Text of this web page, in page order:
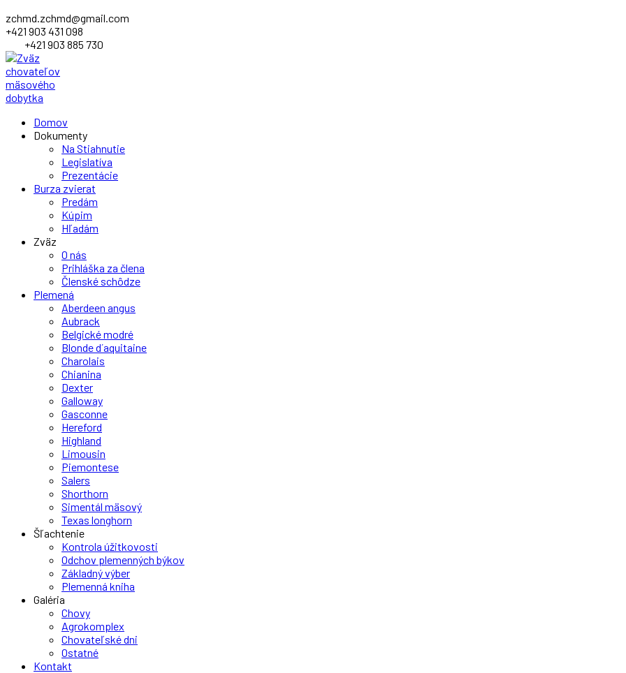
zchmd.zchmd@gmail.com
+421 903 431 098
+421 903 885 730
ProfileDomov
Dokumenty
Na Stiahnutie
Legislatíva
Prezentácie
Burza zvierat
Predám
Kúpim
Hľadám
Zväz
O nás
Prihláška za člena
Členské schôdze
Plemená
Aberdeen angus
Aubrack
Belgické modré
Blonde d´aquitaine
Charolais
Chianina
Dexter
Galloway
Gasconne
Hereford
Highland
Limousin
Piemontese
Salers
Shorthorn
Simentál mäsový
Texas longhorn
Šľachtenie
Kontrola úžitkovosti
Odchov plemenných býkov
Základný výber
Plemenná kniha
Galéria
Chovy
Agrokomplex
Chovateľské dni
Ostatné
Kontakt